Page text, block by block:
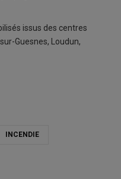
issus des centres
Guesnes, Loudun,
INCENDIE